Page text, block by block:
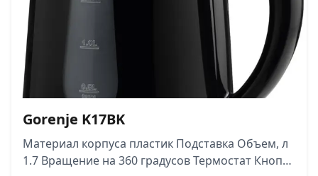
Gorenje K17BK
Материал корпуса пластик Подставка Объем, л
1.7 Вращение на 360 градусов Термостат Кнопка